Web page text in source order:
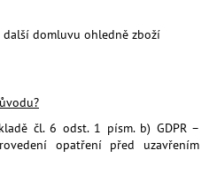
další domluvu ohledně zboží
čl. 6 odst. 1 písm. b) GDPR –
opatření před uzavřením